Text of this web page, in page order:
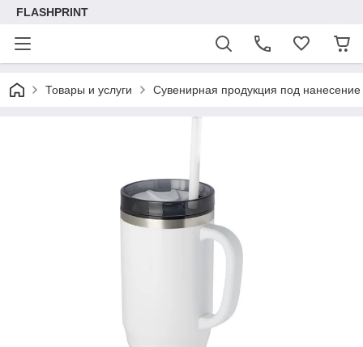
FLASHPRINT
Товары и услуги Сувенирная продукция под нанесение